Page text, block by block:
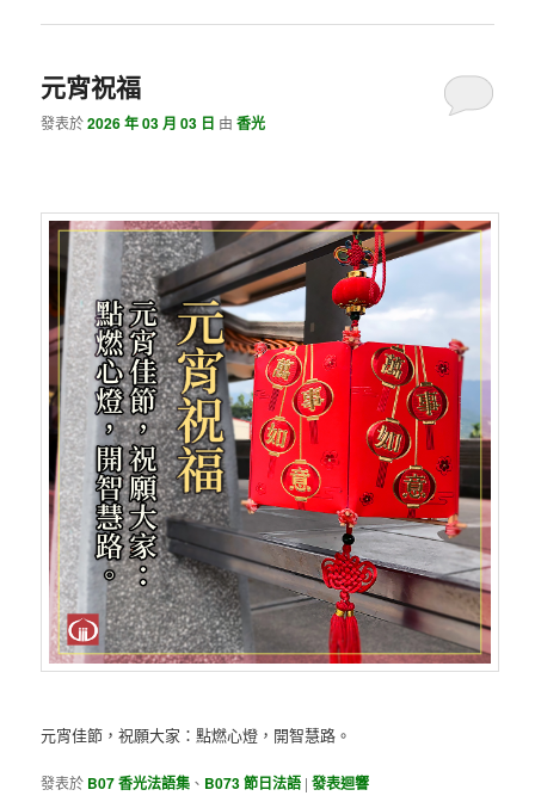
元宵祝福
發表於2026 年 03 月 03 日 由香光
元宵佳節，祝願大家：點燃心燈，開智慧路。
發表於 B07 香光法語集 、 B073 節日法語 |發表迴響